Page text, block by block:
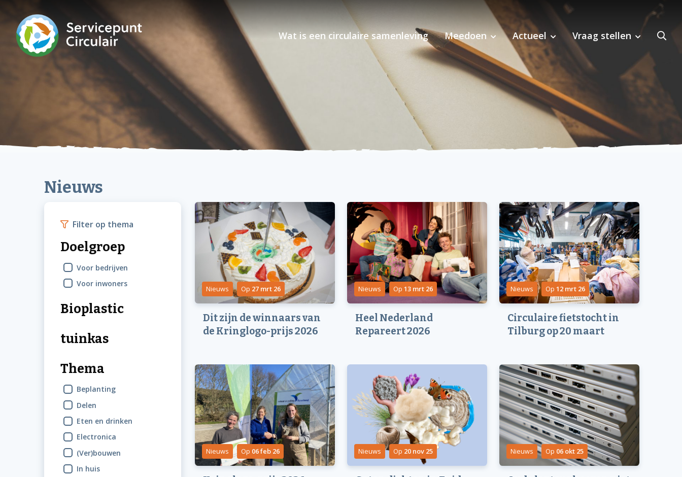
Wat is een circulaire samenleving Meedoen Actueel Vraag stellen
Nieuws
Filter op thema
Doelgroep
Voor bedrijven
Voor inwoners
Bioplastic
tuinkas
Thema
Beplanting
Delen
Eten en drinken
Electronica
(Ver)bouwen
In huis
Nieuws Op 27 mrt 26
Dit zijn de winnaars van
de Kringlogo-prijs 2026
Nieuws Op 13 mrt 26
Heel Nederland
Repareert 2026
Nieuws Op 12 mrt 26
Circulaire fietstocht in
Tilburg op 20 maart
Nieuws Op 06 feb 26 Nieuws Op 20 nov 25 Nieuws Op 06 okt 25